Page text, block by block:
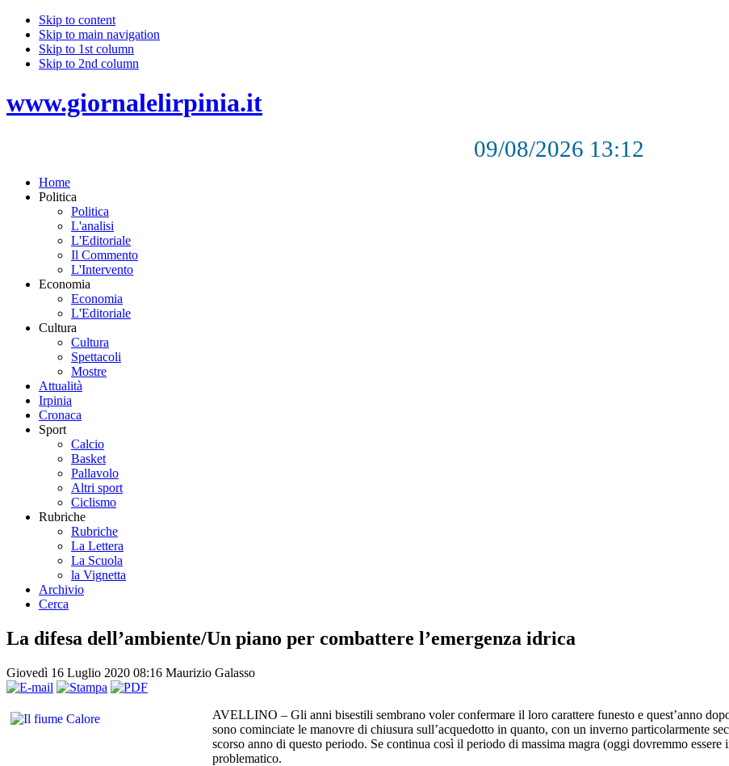
Skip to content
Skip to main navigation
Skip to 1st column
Skip to 2nd column
www.giornalelirpinia.it
09/08/2026 13:12
Home
Politica
Politica
L'analisi
L'Editoriale
Il Commento
L'Intervento
Economia
Economia
L'Editoriale
Cultura
Cultura
Spettacoli
Mostre
Attualità
Irpinia
Cronaca
Sport
Calcio
Basket
Pallavolo
Altri sport
Ciclismo
Rubriche
Rubriche
La Lettera
La Scuola
la Vignetta
Archivio
Cerca
La difesa dell’ambiente/Un piano per combattere l’emergenza idrica
Giovedì 16 Luglio 2020 08:16 Maurizio Galasso
AVELLINO – Gli anni bisestili sembrano voler confermare il loro carattere funesto e quest’anno
sono cominciate le manovre di chiusura sull’acquedotto in quanto, con un inverno particolarmente
scorso anno di questo periodo. Se continua così il periodo di massima magra (oggi dovremmo
problematico.